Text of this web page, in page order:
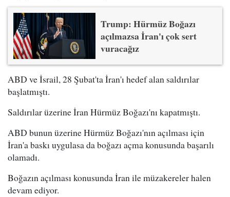
Trump: Hürmüz Boğazı
açılmazsa İran'ı çok sert
vuracağız
ABD ve İsrail, 28 Şubat'ta İran'ı hedef alan saldırılar
başlatmıştı.
Saldırılar üzerine İran Hürmüz Boğazı'nı kapatmıştı.
ABD bunun üzerine Hürmüz Boğazı'nın açılması için
İran'a baskı uygulasa da boğazı açma konusunda başarılı
olamadı.
Boğazın açılması konusunda İran ile müzakereler halen
devam ediyor.